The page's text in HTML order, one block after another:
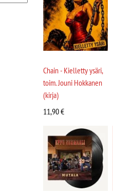
Chain - Kielletty ysäri,
toim. Jouni Hokkanen
(kirja)
11,90€